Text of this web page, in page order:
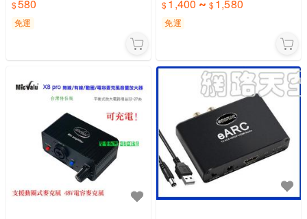
580
免運
特仕版
1,400 ~ 1,580
免運